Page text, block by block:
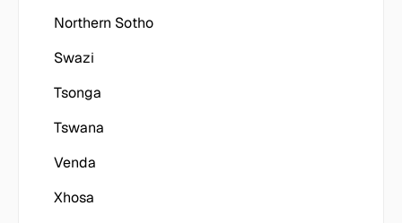
Northern Sotho
Swazi
Tsonga
Tswana
Venda
Xhosa